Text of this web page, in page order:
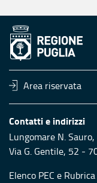
Area riservata
Contatti e indirizzi
Lungomare N.
Via G. Gentile, 52 -
Elenco PEC e Rubrica